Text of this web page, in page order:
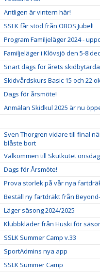
Äntligen är vintern här!
SSLK får stöd från OBOS Jubel!
Program Familjeläger 2024 -
Familjeläger i Klövsjö den 5-8
Snart dags för årets
Skidvårdskurs Basic 15 och 22
Dags för årsmöte!
Anmälan Skidkul 2025 är nu
Sven Thorgren vidare till final
blåste bort
Välkommen till Skutkutet
Dags för Årsmöte!
Prova storlek på vår nya
Beställ ny fartdräkt från
Läger säsong 2024/2025
Klubbkläder från Huski för
SSLK Summer Camp v.33
SportAdmins nya app
SSLK Summer Camp